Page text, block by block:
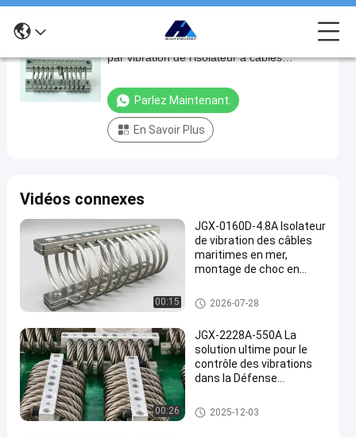
JGX-
0320
Solution
par
vibration
de
l'isolateur
câbles
compacts
Amortisseur
de vibration de
câble
métallique
2025-
04-07
6
points
Parlez
Maintenant.
JGX-0320 Solution de contrôle des chocs
par vibration de l'isolateur à câbles
Parlez Maintenant.
En Savoir Plus
Vidéos connexes
00:15
JGX-0160D-4.8A Isolateur
de vibration des câbles
maritimes en mer,
montage de choc en
maintenance
Amortisseur de vibration de câ
ble métallique
2026-07-28
00:26
JGX-2228A-550A La
solution ultime pour le
contrôle des vibrations
dans la Défense
industrielle de pointe
Amortisseur de vibration de câ
ble métallique
2025-12-03